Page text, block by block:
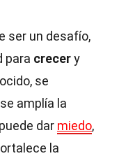
ser un desafío,
para crecery
se
amplía la
dar miedo,
la